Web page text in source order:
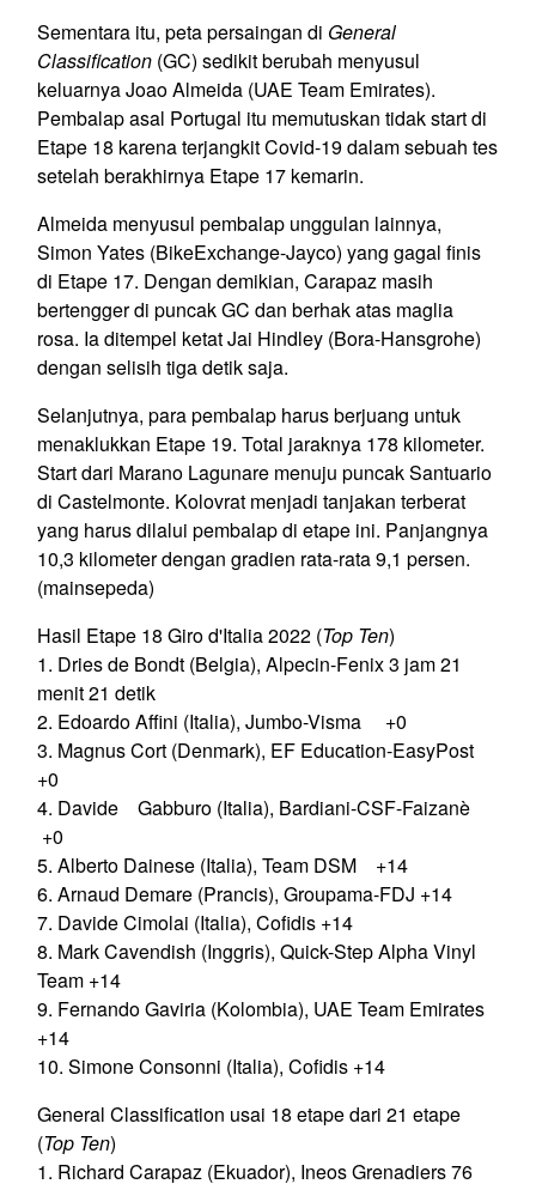
Sementara itu, peta persaingan di General
Classification (GC) sedikit berubah menyusul
keluarnya Joao Almeida (UAE Team Emirates).
Pembalap asal Portugal itu memutuskan tidak start di
Etape 18 karena terjangkit Covid-19 dalam sebuah tes
setelah berakhirnya Etape 17 kemarin.
Almeida menyusul pembalap unggulan lainnya,
Simon Yates (BikeExchange-Jayco) yang gagal finis
di Etape 17. Dengan demikian, Carapaz masih
bertengger di puncak GC dan berhak atas maglia
rosa. Ia ditempel ketat Jai Hindley (Bora-Hansgrohe)
dengan selisih tiga detik saja.
Selanjutnya, para pembalap harus berjuang untuk
menaklukkan Etape 19. Total jaraknya 178 kilometer.
Start dari Marano Lagunare menuju puncak Santuario
di Castelmonte. Kolovrat menjadi tanjakan terberat
yang harus dilalui pembalap di etape ini. Panjangnya
10,3 kilometer dengan gradien rata-rata 9,1 persen.
(mainsepeda)
Hasil Etape 18 Giro d'Italia 2022 (Top Ten)
1. Dries de Bondt (Belgia), Alpecin-Fenix 3 jam 21
menit 21 detik
2. Edoardo Affini (Italia), Jumbo-Visma +0
3. Magnus Cort (Denmark), EF Education-EasyPost
+0
4. Davide Gabburo (Italia), Bardiani-CSF-Faizanè
+0
5. Alberto Dainese (Italia), Team DSM +14
6. Arnaud Demare (Prancis), Groupama-FDJ +14
7. Davide Cimolai (Italia), Cofidis +14
8. Mark Cavendish (Inggris), Quick-Step Alpha Vinyl
Team +14
9. Fernando Gaviria (Kolombia), UAE Team Emirates
+14
10. Simone Consonni (Italia), Cofidis +14
General Classification usai 18 etape dari 21 etape
(Top Ten)
1. Richard Carapaz (Ekuador), Ineos Grenadiers 76